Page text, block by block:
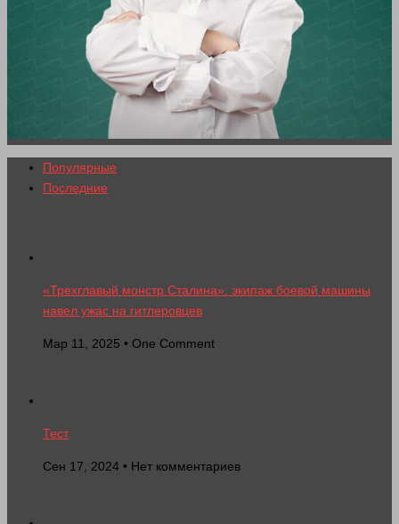
Популярные
Последние
«Трехглавый монстр Сталина»: экипаж боевой машины
навел ужас на гитлеровцев
Мар 11, 2025 • One Comment
Тест
Сен 17, 2024 • Нет комментариев